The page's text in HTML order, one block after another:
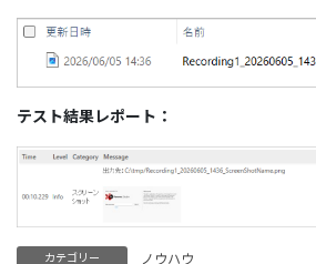
テスト結果レポート：
カテゴリー ノウハウ